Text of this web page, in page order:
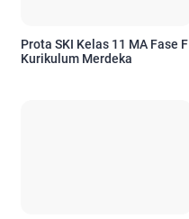
Prota SKI Kelas 11 MA Fase F
Kurikulum Merdeka